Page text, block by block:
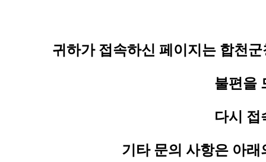
귀하가 접속하신 페이지는 합천
불편을
다시 접
기타 문의 사항은 아